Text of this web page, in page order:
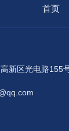
首页
新区光电路155